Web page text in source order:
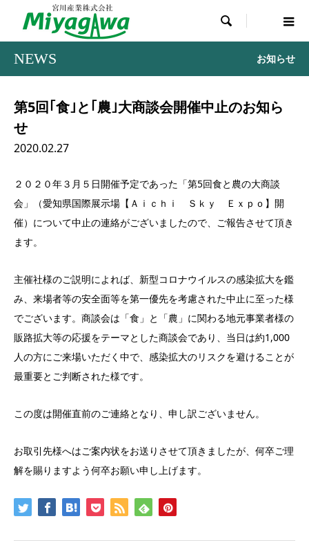

NEWS お知らせ
第5回｢食｣と｢農｣大商談会開催中止のお知ら
せ
2020.02.27
２０２０年３月５日開催予定であった「第5回食と農の大商談
会」（愛知県国際展示場【Ａｉｃｈｉ Ｓｋｙ Ｅｘｐｏ】開
催）について中止の連絡がございましたので、ご報告させて頂き
ます。
主催社様のご説明によれば、新型コロナウイルスの感染拡大を鑑
み、来場者等の安全面等を第一優先を考慮された中止に至った様
でございます。商談会は「食」と「農」に関わる地元事業者様の
販路拡大等の応援をテーマとした商談会であり、当日は約1,000
人の方にご来場いただく中で、感染拡大のリスクを避けることが
最重要とご判断された様です。
この度は開催直前のご連絡となり、申し訳ございません。
お取引先様へはご案内状をお送りさせて頂きましたが、何卒ご理
解を賜りますよう何卒お願い申し上げます。